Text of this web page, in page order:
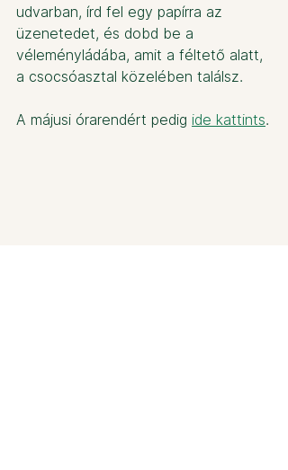
udvarban, írd fel egy papírra az
üzenetedet, és dobd be a
véleményládába, amit a féltető alatt,
a csocsóasztal közelében találsz.
A májusi órarendért pedig ide kattints.